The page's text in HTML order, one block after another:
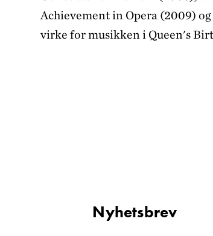
Achievement in Opera (2009)
virke for musikken i Queen's
Nyhetsbrev